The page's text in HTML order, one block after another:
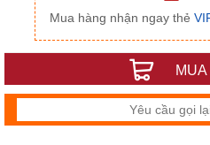
Mua hàng nhận ngay thẻ